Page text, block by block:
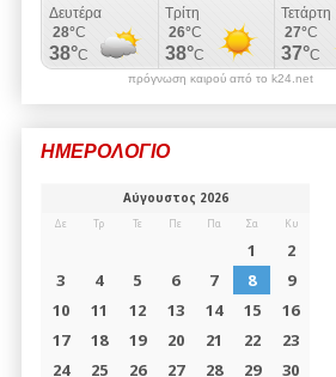
πρόγνωση καιρού από το k24.net
ΗΜΕΡΟΛΟΓΙΟ